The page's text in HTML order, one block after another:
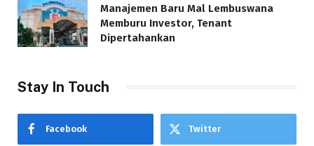
Manajemen Baru Mal Lembuswana
Memburu Investor, Tenant
Dipertahankan
Stay In Touch
Facebook Twitter